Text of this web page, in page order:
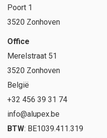
Poort 1
3520 Zonhoven
Office
Merelstraat 51
3520 Zonhoven
België
+32 456 39 31 74
info@alupex.be
BTW: BE1039.411.319